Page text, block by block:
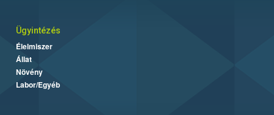
Ügyintézés
Élelmiszer
Állat
Növény
Labor/Egyéb